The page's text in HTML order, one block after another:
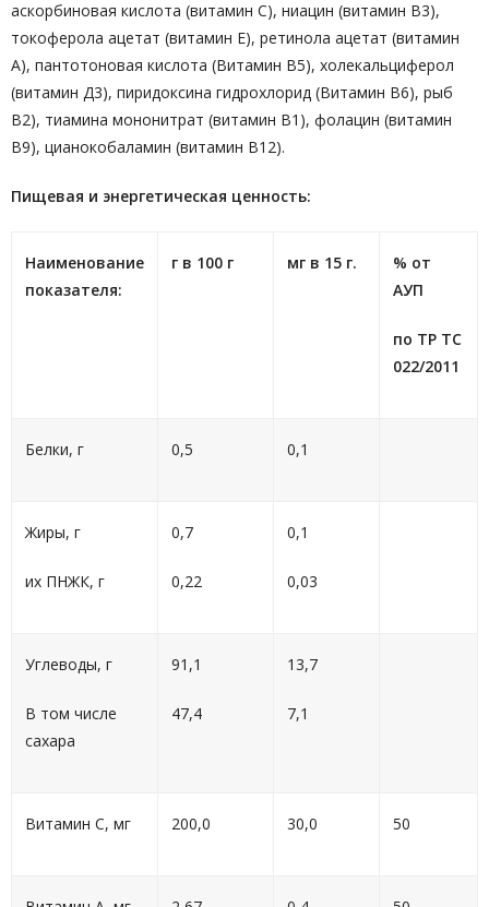
аскорбиновая кислота (витамин С), ниацин (витамин В3),
токоферола ацетат (витамин Е), ретинола ацетат (витамин
А), пантотоновая кислота (Витамин В5), холекальциферол
(витамин Д3), пиридоксина гидрохлорид (Витамин В6), рыб
В2), тиамина мононитрат (витамин В1), фолацин (витамин
В9), цианокобаламин (витамин В12).
Пищевая и энергетическая ценность:
Наименование
показателя:
г в 100 г мг в 15 г.
% от
АУП
по ТР ТС
022/2011
Белки, г 0,5 0,1
Жиры, г
их ПНЖК, г
0,7
0,22
0,1
0,03
Углеводы, г
В том числе
сахара
91,1
47,4
13,7
7,1
Витамин С, мг 200,0 30,0 50